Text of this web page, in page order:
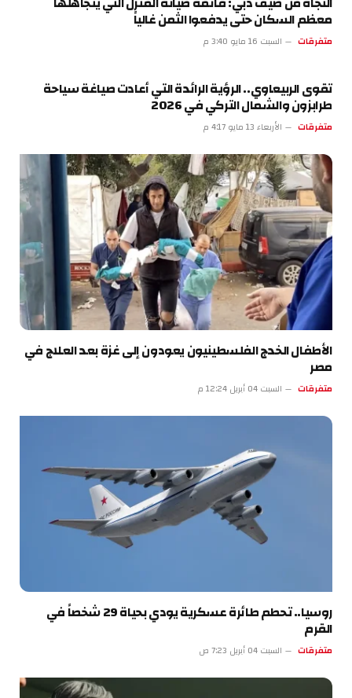
معظم السكان حتى يدفعوا الثمن غالياً
متفرقات السبت 16 مايو 3:40 م
تقوى الربيعاوي.. الرؤية الرائدة التي أعادت صياغة سياحة
طرابزون والشمال التركي في 2026
متفرقات الأربعاء 13 مايو 4:17 م
الأطفال الخدج الفلسطينيون يعودون إلى غزة بعد العلاج في
مصر
متفرقات السبت 04 أبريل 12:24 م
روسيا.. تحطم طائرة عسكرية يودي بحياة 29 شخصاً في
القرم
متفرقات السبت 04 أبريل 7:23 ص